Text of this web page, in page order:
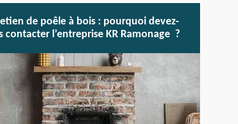
de poêle à bois : pourquoi devez-
contacter l’entreprise KR Ramonage ?